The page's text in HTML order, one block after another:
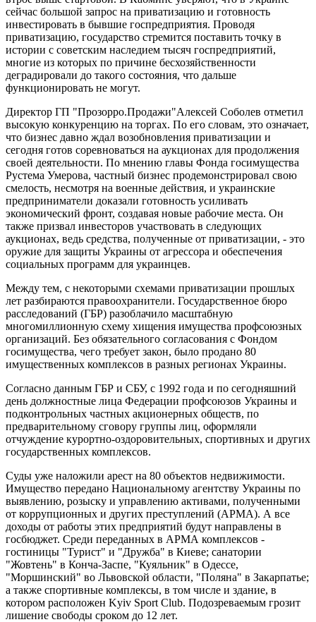
сейчас большой запрос на приватизацию и готовность
инвестировать в бывшие госпредприятия. Проводя
приватизацию, государство стремится поставить точку в
истории с советским наследием тысяч госпредприятий,
многие из которых по причине бесхозяйственности
деградировали до такого состояния, что дальше
функционировать не могут.
Директор ГП "Прозорро.Продажи"Алексей Соболев отметил
высокую конкуренцию на торгах. По его словам, это означает,
что бизнес давно ждал возобновления приватизации и
сегодня готов соревноваться на аукционах для продолжения
своей деятельности. По мнению главы Фонда госимущества
Рустема Умерова, частный бизнес продемонстрировал свою
смелость, несмотря на военные действия, и украинские
предприниматели доказали готовность усиливать
экономический фронт, создавая новые рабочие места. Он
также призвал инвесторов участвовать в следующих
аукционах, ведь средства, полученные от приватизации, - это
оружие для защиты Украины от агрессора и обеспечения
социальных программ для украинцев.
Между тем, с некоторыми схемами приватизации прошлых
лет разбираются правоохранители. Государственное бюро
расследований (ГБР) разоблачило масштабную
многомиллионную схему хищения имущества профсоюзных
организаций. Без обязательного согласования с Фондом
госимущества, чего требует закон, было продано 80
имущественных комплексов в разных регионах Украины.
Согласно данным ГБР и СБУ, с 1992 года и по сегодняшний
день должностные лица Федерации профсоюзов Украины и
подконтрольных частных акционерных обществ, по
предварительному сговору группы лиц, оформляли
отчуждение курортно-оздоровительных, спортивных и других
государственных комплексов.
Суды уже наложили арест на 80 объектов недвижимости.
Имущество передано Национальному агентству Украины по
выявлению, розыску и управлению активами, полученными
от коррупционных и других преступлений (АРМА). А все
доходы от работы этих предприятий будут направлены в
госбюджет. Среди переданных в АРМА комплексов -
гостиницы "Турист" и "Дружба" в Киеве; санатории
"Жовтень" в Конча-Заспе, "Куяльник" в Одессе,
"Моршинский" во Львовской области, "Поляна" в Закарпатье;
а также спортивные комплексы, в том числе и здание, в
котором расположен Kyiv Sport Club. Подозреваемым грозит
лишение свободы сроком до 12 лет.